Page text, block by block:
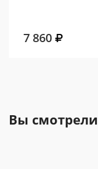
7 860
Вы смотрели